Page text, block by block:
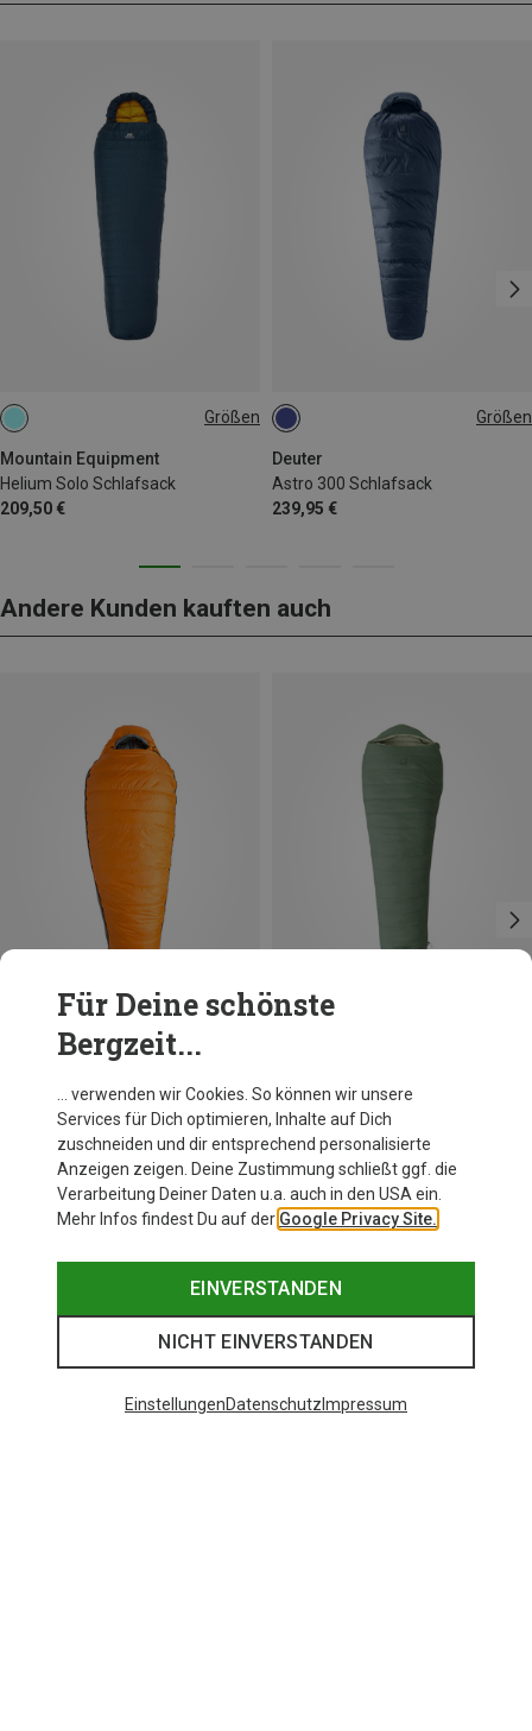
Größen
Mountain Equipment
Helium Solo Schlafsack
209,50 €
MAX. 185CM | LEFT Größen
Deuter
Astro 300 Schlafsack
239,95 €
MAX. 185CM | LEFT
Andere Kunden kauften auch
Du sparst 10%
Für Deine schönste
Bergzeit...
… verwenden wir Cookies. So können wir unsere
Services für Dich optimieren, Inhalte auf Dich
zuschneiden und dir entsprechend personalisierte
Anzeigen zeigen. Deine Zustimmung schließt ggf. die
Verarbeitung Deiner Daten u.a. auch in den USA ein.
Mehr Infos findest Du auf der Google Privacy Site.
EINVERSTANDEN
NICHT EINVERSTANDEN
EinstellungenDatenschutz Impressum